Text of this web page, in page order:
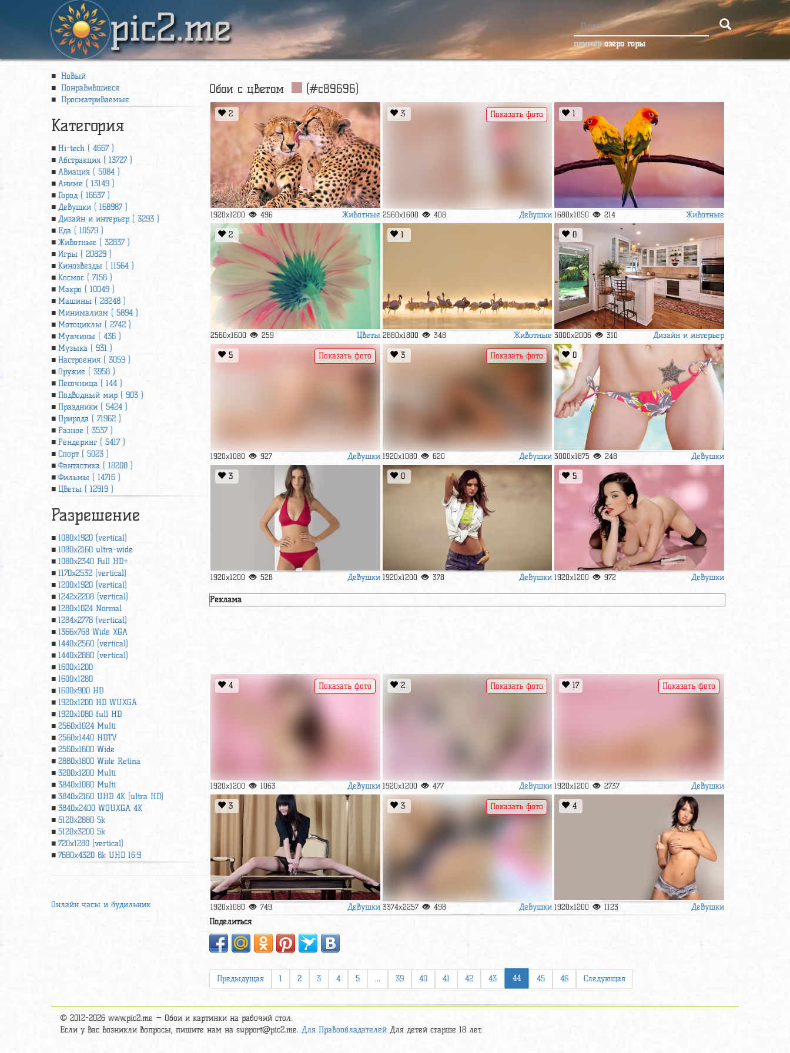
pic2.me примерозеро горы
Новый
Понравившиеся
Просматриваемые
Категория
Hi-tech ( 4667 )
Абстракция ( 13727 )
Авиация ( 5084 )
Аниме ( 13149 )
Город ( 16637 )
Девушки ( 168987 )
Дизайн и интерьер ( 3293 )
Еда ( 10579 )
Животные ( 32837 )
Игры ( 20829 )
Кинозвезды ( 11564 )
Космос ( 7158 )
Макро ( 10049 )
Машины ( 28248 )
Минимализм ( 5894 )
Мотоциклы ( 2742 )
Мужчины ( 436 )
Музыка ( 931 )
Настроения ( 3059 )
Оружие ( 3958 )
Песочница ( 144 )
Подводный мир ( 903 )
Праздники ( 5424 )
Природа ( 71962 )
Разное ( 3537 )
Рендеринг ( 5417 )
Спорт ( 5023 )
Фантастика ( 18200 )
Фильмы ( 14716 )
Цветы ( 12919 )
Разрешение
1080x1920 (vertical)
1080x2160 ultra-wide
1080x2340 Full HD+
1170x2532 (vertical)
1200x1920 (vertical)
1242x2208 (vertical)
1280x1024 Normal
1284x2778 (vertical)
1366х768 Wide XGA
1440x2560 (vertical)
1440x2880 (vertical)
1600x1200
1600x1280
1600x900 HD
1920x1200 HD WUXGA
1920х1080 full HD
2560x1024 Multi
2560x1440 HDTV
2560x1600 Wide
2880x1800 Wide Retina
3200x1200 Multi
3840x1080 Multi
3840x2160 UHD 4К (ultra HD)
3840x2400 WQUXGA 4K
5120x2880 5k
5120x3200 5k
720x1280 (vertical)
7680x4320 8k UHD 16:9
Онлайн часы и будильник
Обои с цветом (#c89696)
2
1920x1200 496 Животные
3
2560x1600 408 Девушки
Показать фото 1
1680x1050 214
Животные
2
2560x1600 259 Цветы
1
2880x1800 348 Животные
0
3000x2006 310
Дизайн и интерьер
5
1920x1080 927 Девушки
Показать фото 3
1920x1080 620 Девушки
Показать фото 0
3000x1875 248
Девушки
3
1920x1200 528 Девушки
0
1920x1200 378 Девушки
5
1920x1200 972 Девушки
Реклама
4
1920x1200 1063 Девушки
Показать фото 2
1920x1200 477 Девушки
Показать фото 17
1920x1200 2737 Девушки
Показать фото
3
1920x1080 749 Девушки
3
3374x2257 498 Девушки
Показать фото 4
1920x1200 1123
Девушки
Поделиться
Предыдущая 1 2 3 4 5 ... 39 40 41 42 43 44 45 46 Следующая
© 2012-2026 www.pic2.me — Обои и картинки на рабочий стол.
Если у вас возникли вопросы, пишите нам на support@pic2.me. Для Правообладателей Для детей старше 18 лет.